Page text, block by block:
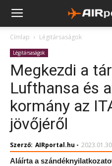
Címlap Légitársaságok
Légitársaságok
Megkezdi a
Lufthansa és
kormány az
jövőjéről
Szerző: AIRportal.hu -
Aláírta a